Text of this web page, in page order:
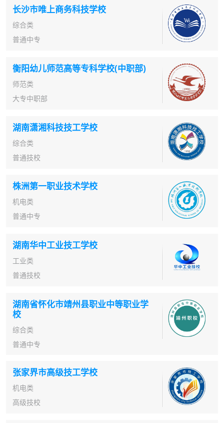
长沙市唯上商务科技学校
综合类
普通中专
衡阳幼儿师范高等专科学校(中职部)
师范类
大专中职部
湖南潇湘科技技工学校
综合类
普通技校
株洲第一职业技术学校
机电类
普通中专
湖南华中工业技工学校
工业类
普通技校
湖南省怀化市靖州县职业中等职业学
校
综合类
普通中专
张家界市高级技工学校
机电类
高级技校